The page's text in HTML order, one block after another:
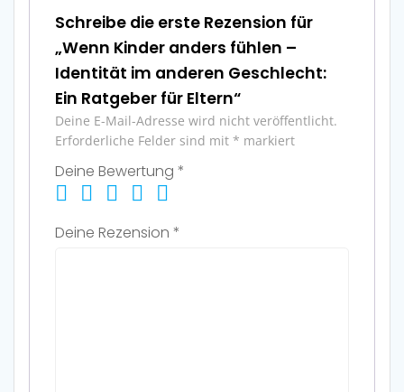
Schreibe die erste Rezension für
„Wenn Kinder anders fühlen –
Identität im anderen Geschlecht:
Ein Ratgeber für Eltern“
Deine E-Mail-Adresse wird nicht veröffentlicht.
Erforderliche Felder sind mit * markiert
Deine Bewertung *
Deine Rezension *